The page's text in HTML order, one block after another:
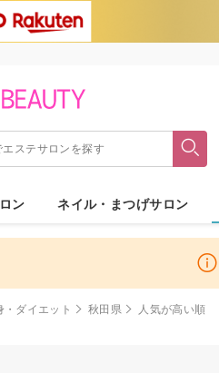
ン ネイル・まつげサロン
・ダイエット 秋田県 人気が高い順